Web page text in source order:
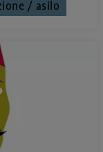
/ asilo